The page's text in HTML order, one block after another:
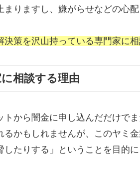
りますし、嫌がらせなどの心配
策を沢山持っている専門家に
相談する理由
から闇金に申し込んだだけで
るかもしれませんが、このヤミ
たりする」ということを目的に